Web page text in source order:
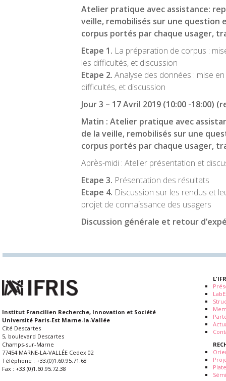
Atelier pratique avec assistance:
veille, remobilisés sur une question
corpus portés par chaque usager,
Etape 1. La préparation de corpus :
les difficultés, et discussion
Etape 2. Analyse des données : mise
difficultés, et discussion
Jour 3 – 17 Avril 2019 (10:00 -18:00)
Matin : Atelier pratique avec
de la veille, remobilisés sur une
corpus portés par chaque usager,
Après-midi : Atelier présentation et
Etape 3. Présentation des résultats
Etape 4. Discussion sur les rendus et
projet de connaissance des usagers
Discussion générale et retour
Institut Francilien Recherche, Innovation et Société
Université Paris-Est Marne-la-Vallée
Cité Descartes
5, boulevard Descartes
Champs-sur-Marne
77454 MARNE-LA-VALLÉE Cedex 02
Téléphone : +33.(0)1.60.95.71.68
Fax : +33.(0)1.60.95.72.38